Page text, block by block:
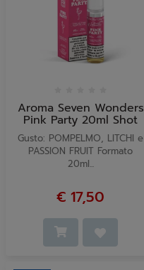
Aroma Seven Wonders
Pink Party 20ml Shot
Gusto: POMPELMO, LITCHI e
PASSION FRUIT Formato
20ml...
€ 17,50